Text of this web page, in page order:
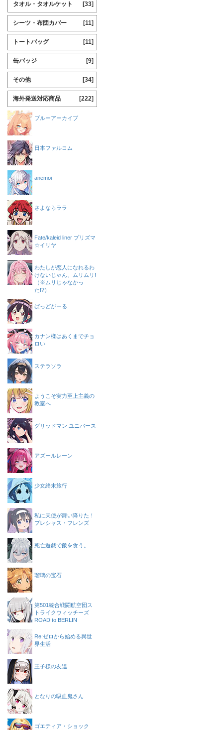
タオル・タオルケット [33]
シーツ・布団カバー [11]
トートバッグ [11]
缶バッジ [9]
その他 [34]
海外発送対応商品 [222]
ブルーアーカイブ
日本ファルコム
anemoi
さよならララ
Fate/kaleid liner プリズマ
☆イリヤ
わたしが恋人になれるわ
けないじゃん、ムリムリ!
（※ムリじゃなかっ
た!?）
ばっどがーる
カナン様はあくまでチョ
ロい
ステラソラ
ようこそ実力至上主義の
教室へ
グリッドマン ユニバース
アズールレーン
少女終末旅行
私に天使が舞い降りた！
プレシャス・フレンズ
死亡遊戯で飯を食う。
瑠璃の宝石
第501統合戦闘航空団ス
トライクウィッチーズ
ROAD to BERLIN
Re:ゼロから始める異世
界生活
王子様の友達
となりの吸血鬼さん
ゴエティア・ショック